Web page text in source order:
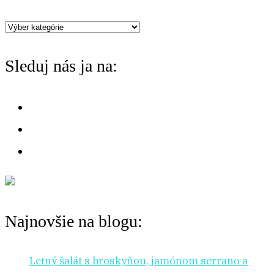
f
o
Máte
na:
Sleduj nás ja na:
Najnovšie na blogu:
Letný šalát s broskyňou, jamónom serrano a